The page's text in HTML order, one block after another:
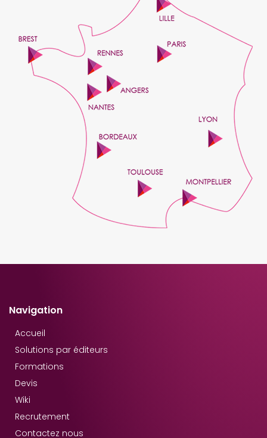
Navigation
Accueil
Solutions par éditeurs
Formations
Devis
Wiki
Recrutement
Contactez nous